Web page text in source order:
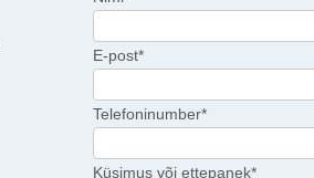
E-post*
Telefoninumber*
Küsimus või ettepanek*